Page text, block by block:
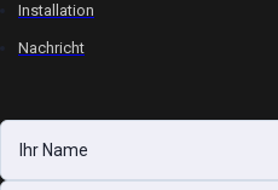
Installation
Nachricht